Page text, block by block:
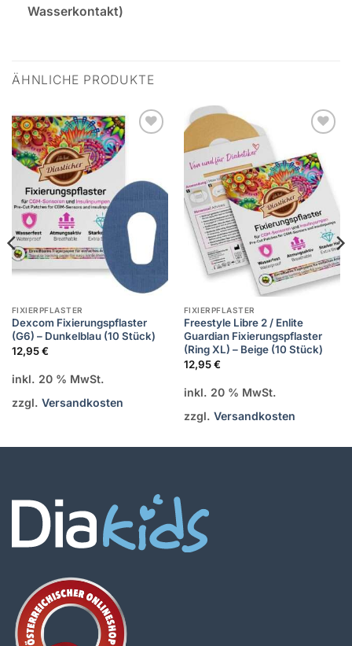
Wasserkontakt)
ÄHNLICHE PRODUKTE
Wunschliste
FIXIERPFLASTER
Dexcom Fixierungspflaster
(G6) – Dunkelblau (10 Stück)
12,95€
inkl. 20 % MwSt.
zzgl. Versandkosten
Wunschliste
hinzufügen
FIXIERPFLASTER
Freestyle Libre 2 / Enlite
Guardian Fixierungspflaster
(Ring XL) – Beige (10 Stück)
12,95€
inkl. 20 % MwSt.
zzgl. Versandkosten